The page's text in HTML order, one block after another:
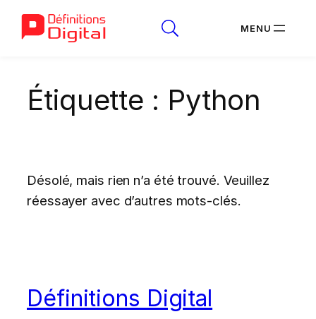
contenu
Étiquette : Python
Désolé, mais rien n’a été trouvé. Veuillez
réessayer avec d’autres mots-clés.
Définitions Digital